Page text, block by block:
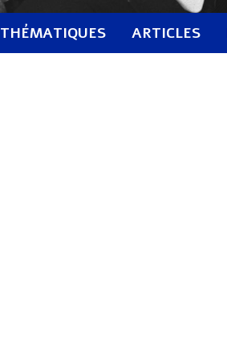
THÉMATIQUES ARTICLES